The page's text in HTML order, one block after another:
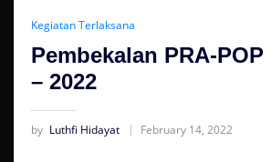
Kegiatan Terlaksana
Pembekalan PRA-
– 2022
by Luthfi Hidayat February 14, 2022